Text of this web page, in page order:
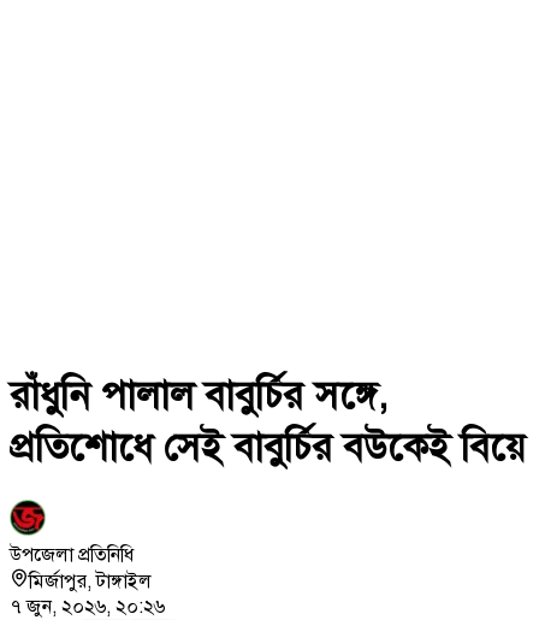
রাঁধুনি পালাল বাবুর্চির সঙ্গে,
প্রতিশোধে সেই বাবুর্চির বউকেই বিয়ে
উপজেলা প্রতিনিধি
মির্জাপুর, টাঙ্গাইল
৭ জুন, ২০২৬, ২০:২৬